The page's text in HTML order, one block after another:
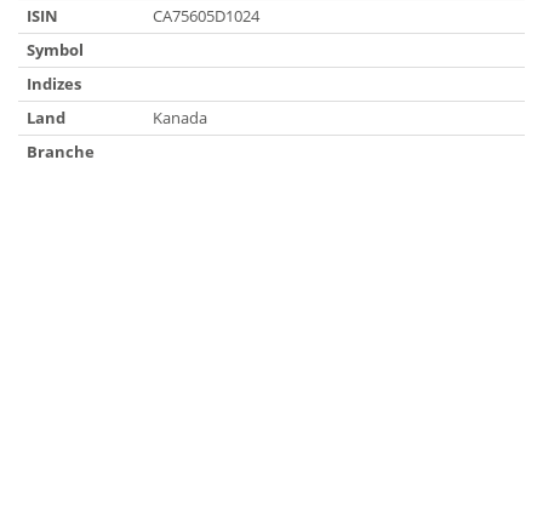
ISIN
CA75605D1024
Symbol
Indizes
Land
Kanada
Branche